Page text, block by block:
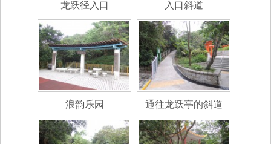
龙跃径入口 入口斜道
浪韵乐园 通往龙跃亭的斜道